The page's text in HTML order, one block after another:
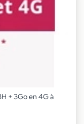
+ 3Go en 4G à